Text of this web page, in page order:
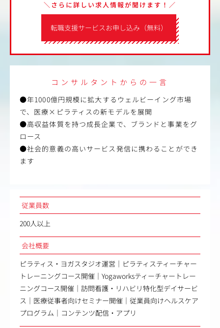
転職支援サービスお申し込み（無料）
＼さらに詳しい求人情報が聞けます！／
コンサルタントからの一言
●年1000億円規模に拡大するウェルビーイング市場
で、医療×ピラティスの新モデルを展開
●高収益体質を持つ成長企業で、ブランドと事業をグ
ロース
●社会的意義の高いサービス発信に携わることができ
ます
従業員数
200人以上
会社概要
ピラティス・ヨガスタジオ運営｜ピラティスティーチャー
トレーニングコース開催｜Yogaworksティーチャートレー
ニングコース開催｜訪問看護・リハビリ特化型デイサービ
ス｜医療従事者向けセミナー開催｜従業員向けヘルスケア
プログラム｜コンテンツ配信・アプリ